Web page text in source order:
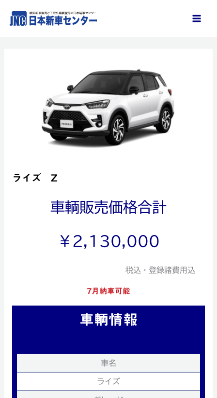
ライズ Z
車輌販売価格合計
￥2,130,000
税込・登録諸費用込
7月納車可能
車輌情報
車名
ライズ